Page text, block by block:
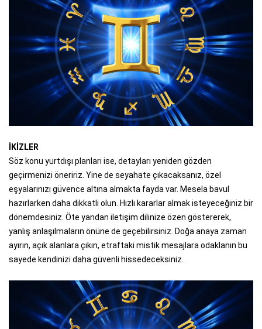
İKİZLER
Söz konu yurtdışı planları ise, detayları yeniden gözden
geçirmenizi öneririz. Yine de seyahate çıkacaksanız, özel
eşyalarınızı güvence altına almakta fayda var. Mesela bavul
hazırlarken daha dikkatli olun. Hızlı kararlar almak isteyeceğiniz bir
dönemdesiniz. Öte yandan iletişim dilinize özen göstererek,
yanlış anlaşılmaların önüne de geçebilirsiniz. Doğa anaya zaman
ayırın, açık alanlara çıkın, etraftaki mistik mesajlara odaklanın bu
sayede kendinizi daha güvenli hissedeceksiniz.